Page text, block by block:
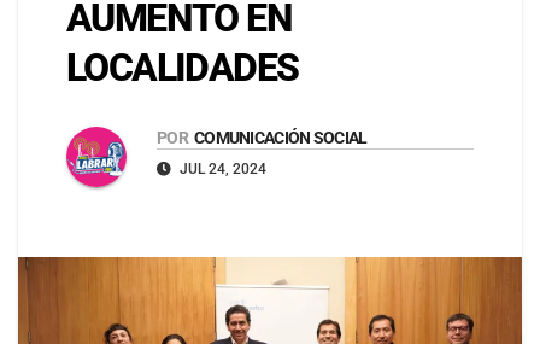
AUMENTO EN
LOCALIDADES
POR COMUNICACIÓN SOCIAL
JUL 24, 2024